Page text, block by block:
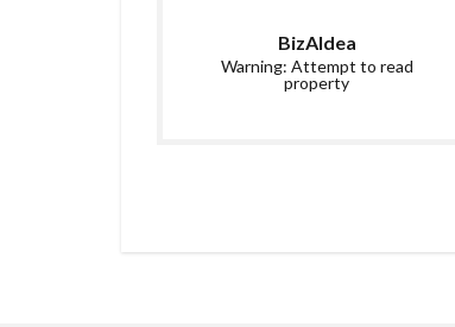
BizAIdea
Warning: Attempt to read
property